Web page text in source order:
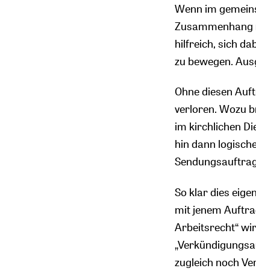
Wenn im
hilfreich, sich
zu bewegen.
Ohne diesen
verloren. Wozu
im kirchlichen
hin dann
So klar dies
mit jenem
Arbeitsrecht“
zugleich noch